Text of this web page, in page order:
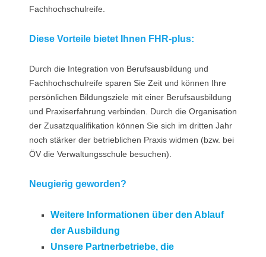
Fachhochschulreife.
Diese Vorteile bietet Ihnen FHR-plus:
Durch die Integration von Berufsausbildung und
Fachhochschulreife sparen Sie Zeit und können Ihre
persönlichen Bildungsziele mit einer Berufsausbildung
und Praxiserfahrung verbinden. Durch die Organisation
der Zusatzqualifikation können Sie sich im dritten Jahr
noch stärker der betrieblichen Praxis widmen (bzw. bei
ÖV die Verwaltungsschule besuchen).
Neugierig geworden?
Weitere Informationen über den Ablauf
der Ausbildung
Unsere Partnerbetriebe, die